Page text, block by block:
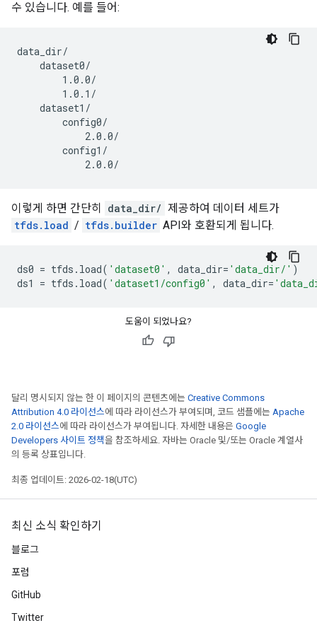
수 있습니다. 예를 들어:
data_dir/
    dataset0/
        1.0.0/
        1.0.1/
    dataset1/
        config0/
            2.0.0/
        config1/
이렇게 하면 간단히 data_dir/ 제공하여 데이터 세트가
tfds.load / tfds.builder API와 호환되게 됩니다.
ds0 = tfds . load( 'dataset0' , data_dir= 'data_dir/' )
ds1
= tfds . load( 'dataset1/config0' , data_dir=
도움이 되었나요?
달리 명시되지 않는 한 이 페이지의 콘텐츠에는 Creative Commons
Attribution 4.0 라이선스에 따라 라이선스가 부여되며, 코드 샘플에는 Apache
2.0 라이선스에 따라 라이선스가 부여됩니다. 자세한 내용은 Google
Developers 사이트 정책을 참조하세요. 자바는 Oracle 및/또는 Oracle 계열사
의 등록 상표입니다.
최종 업데이트: 2026-02-18(UTC)
최신 소식 확인하기
블로그
포럼
GitHub
Twitter